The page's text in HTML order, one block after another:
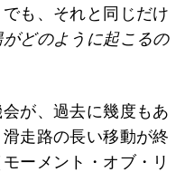
も、それと同じだけ
がどのように起こるの
が、過去に幾度もあ
走路の長い移動が終
ーメント・オブ・リ